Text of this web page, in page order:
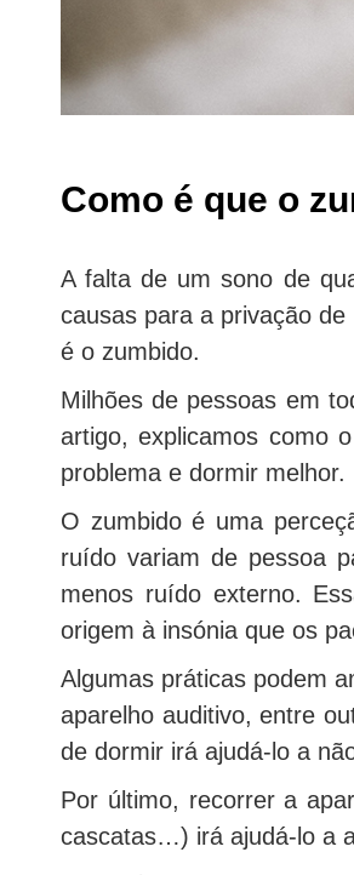
Como é que o
A falta de um sono de
causas para a privação
é o zumbido.
Milhões de pessoas em
artigo, explicamos como
problema e dormir melhor.
O zumbido é uma
ruído variam de pessoa
menos ruído externo.
origem à insónia que os
Algumas práticas podem
aparelho auditivo, entre
de dormir irá ajudá-lo a
Por último, recorrer a
cascatas…) irá ajudá-lo a